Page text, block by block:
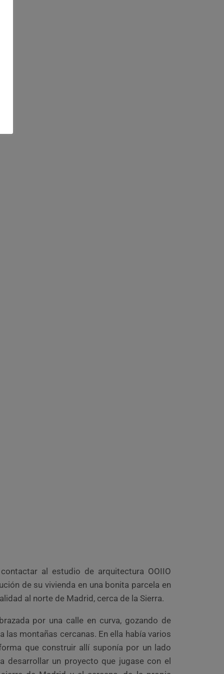
al estudio de arquitectura OOIIO
de su vivienda en una bonita parcela en
al norte de Madrid, cerca de la Sierra.
por una calle en curva, gozando de
las montañas cercanas. En ella había varios
que construir allí suponía por un lado
desarrollar un proyecto que jugase con el